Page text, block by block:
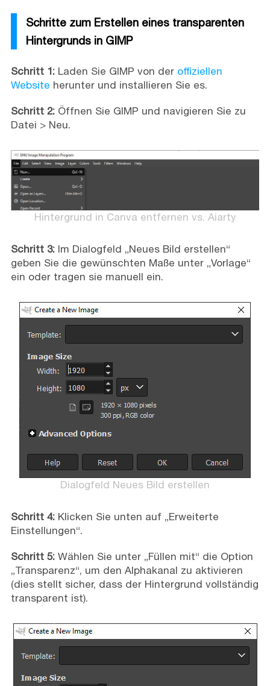
Schritte zum Erstellen eines transparenten
Hintergrunds in GIMP
Schritt 1:Laden Sie GIMP von der offiziellen
Website herunter und installieren Sie es.
Schritt 2:Öffnen Sie GIMP und navigieren Sie zu
Datei > Neu.
Hintergrund in Canva entfernen vs. Aiarty
Schritt 3:Im Dialogfeld „Neues Bild erstellen“
geben Sie die gewünschten Maße unter „Vorlage“
ein oder tragen sie manuell ein.
Dialogfeld Neues Bild erstellen
Schritt 4:Klicken Sie unten auf „Erweiterte
Einstellungen“.
Schritt 5:Wählen Sie unter „Füllen mit“ die Option
„Transparenz“, um den Alphakanal zu aktivieren
(dies stellt sicher, dass der Hintergrund vollständig
transparent ist).